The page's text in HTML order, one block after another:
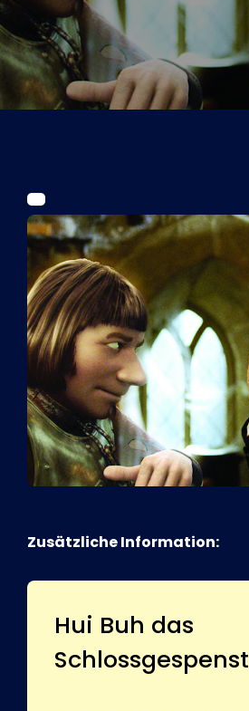
Tickets
Kurier Romy 2026
Zusätzliche Information:
Hui Buh das
Schlossgespenst